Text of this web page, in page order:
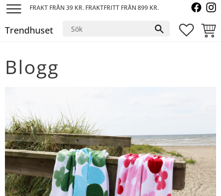
FRAKT FRÅN 39 KR. FRAKTFRITT FRÅN 899 KR.
Trendhuset
Blogg